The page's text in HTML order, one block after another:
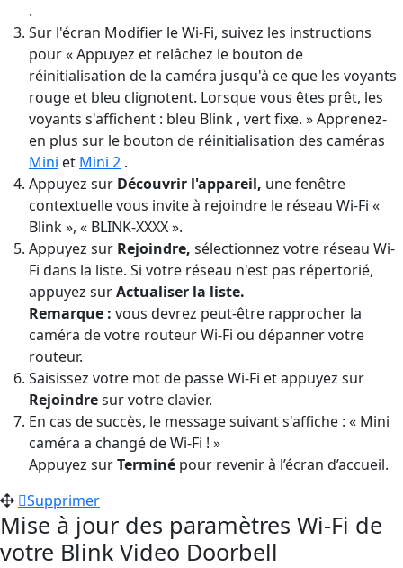
.
Sur l'écran Modifier le Wi-Fi, suivez les instructions
pour « Appuyez et relâchez le bouton de
réinitialisation de la caméra jusqu'à ce que les voyants
rouge et bleu clignotent. Lorsque vous êtes prêt, les
voyants s'affichent : bleu Blink , vert fixe. » Apprenez-
en plus sur le bouton de réinitialisation des caméras
Mini et Mini 2 .
Appuyez sur Découvrir l'appareil, une fenêtre
contextuelle vous invite à rejoindre le réseau Wi-Fi «
Blink », « BLINK-XXXX ».
Appuyez sur Rejoindre, sélectionnez votre réseau Wi-
Fi dans la liste. Si votre réseau n'est pas répertorié,
appuyez surActualiser la liste.
Remarque : vous devrez peut-être rapprocher la
caméra de votre routeur Wi-Fi ou dépanner votre
routeur.
Saisissez votre mot de passe Wi-Fi et appuyez sur
Rejoindresur votre clavier.
En cas de succès, le message suivant s'affiche : « Mini
caméra a changé de Wi-Fi ! »
Appuyez surTerminé pour revenir à l’écran d’accueil.
Supprimer
Mise à jour des paramètres Wi-Fi de
votre Blink Video Doorbell